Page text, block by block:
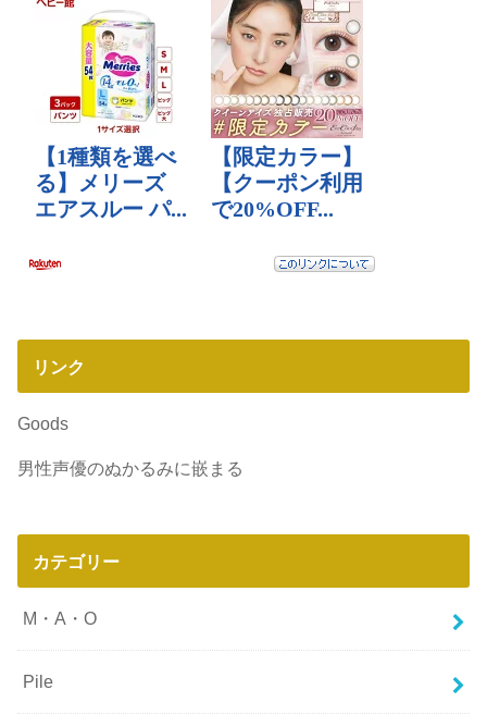
リンク
Goods
男性声優のぬかるみに嵌まる
カテゴリー
M・A・O
Pile